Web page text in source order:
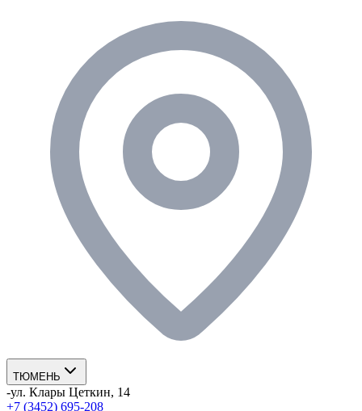
ТЮМЕНЬ
-ул. Клары Цеткин, 14
+7 (3452) 695-208